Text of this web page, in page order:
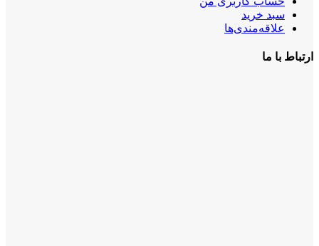
سبد خرید
علاقه‌مندی‌ها
ارتباط با ما